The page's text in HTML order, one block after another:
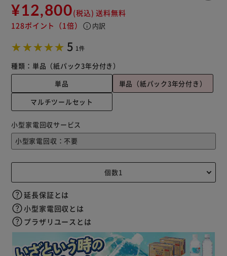
¥12,800(税込) 送料無料
128ポイント （1倍） info 内訳
5 1件
種類： 単品（紙パック3年分付き）
単品
単品（紙パック3年分付き）
マルチツールセット
小型家電回収サービス
延長保証とは
小型家電回収とは
プラザリユースとは
※ご確認ください